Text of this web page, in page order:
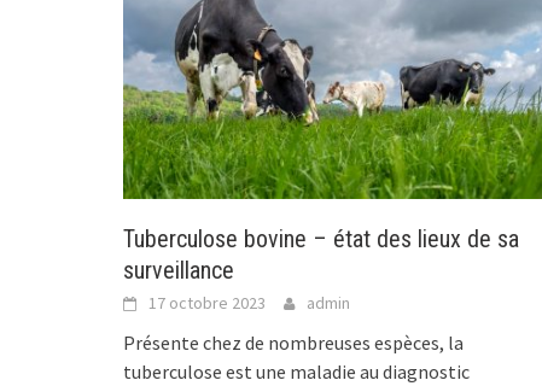
Tuberculose bovine – état des lieux de sa
surveillance
17 octobre 2023 admin
Présente chez de nombreuses espèces, la
tuberculose est une maladie au diagnostic